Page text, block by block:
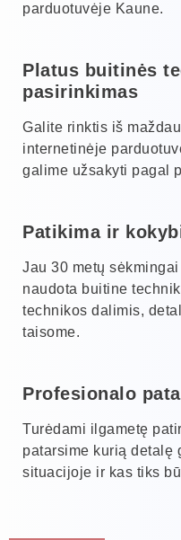
parduotuvėje Kaune.
Platus buitinės
pasirinkimas
Galite rinktis iš
internetinėje
galime užsakyti pagal
Patikima ir
Jau 30 metų
naudota buitine
technikos dalimis,
taisome.
Profesionalo
Turėdami ilgametę
patarsime kurią detalę
situacijoje ir kas tiks